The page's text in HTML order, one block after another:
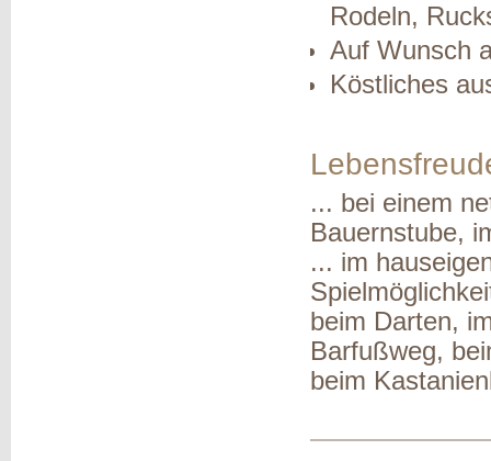
Rodeln,
Auf Wunsch
Köstliches
... bei einem
Bauernstube,
... im
beim Darten,
Barfußweg,
beim